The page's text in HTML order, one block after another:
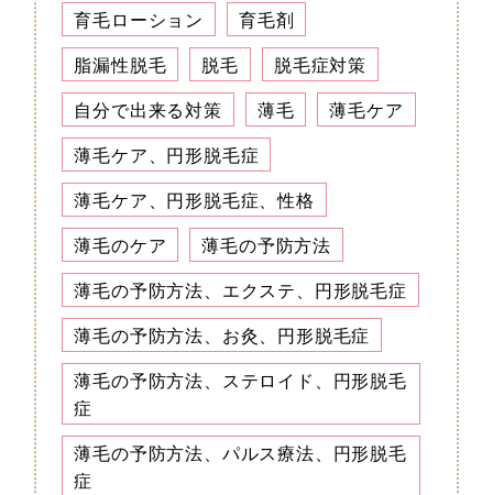
育毛ローション
育毛剤
脂漏性脱毛
脱毛
脱毛症対策
自分で出来る対策
薄毛
薄毛ケア
薄毛ケア、円形脱毛症
薄毛ケア、円形脱毛症、性格
薄毛のケア
薄毛の予防方法
薄毛の予防方法、エクステ、円形脱毛症
薄毛の予防方法、お灸、円形脱毛症
薄毛の予防方法、ステロイド、円形脱毛
症
薄毛の予防方法、パルス療法、円形脱毛
症